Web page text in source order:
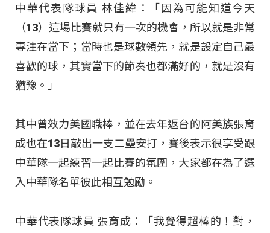
中華代表隊球員 林佳緯：「因為可能知道今天
（13）這場比賽就只有一次的機會，所以就是非常
專注在當下；當時也是球數領先，就是設定自己最
喜歡的球，其實當下的節奏也都滿好的，就是沒有
猶豫。」
其中曾效力美國職棒，並在去年返台的阿美族張育
成也在13日敲出一支二壘安打，賽後表示很享受跟
中華隊一起練習一起比賽的氛圍，大家都在為了選
入中華隊名單彼此相互勉勵。
中華代表隊球員 張育成：「我覺得超棒的！對，